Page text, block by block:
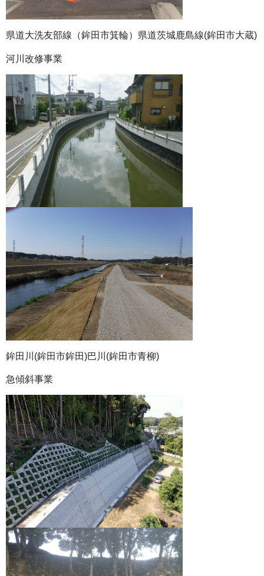
県道大洗友部線（鉾田市箕輪）県道茨城鹿島線(鉾田市大蔵)
河川改修事業
鉾田川(鉾田市鉾田)巴川(鉾田市青柳)
急傾斜事業